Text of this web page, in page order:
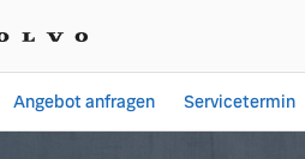
Angebot anfragen Servicetermin